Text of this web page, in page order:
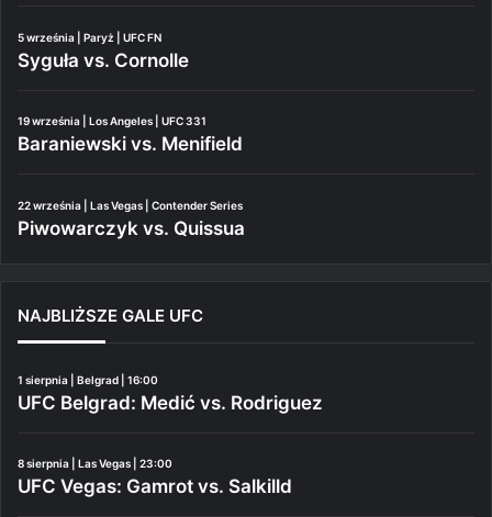
5 września | Paryż | UFC FN
Syguła vs. Cornolle
19 września | Los Angeles | UFC 331
Baraniewski vs. Menifield
22 września | Las Vegas | Contender Series
Piwowarczyk vs. Quissua
NAJBLIŻSZE GALE UFC
1 sierpnia | Belgrad | 16:00
UFC Belgrad: Medić vs. Rodriguez
8 sierpnia | Las Vegas | 23:00
UFC Vegas: Gamrot vs. Salkilld